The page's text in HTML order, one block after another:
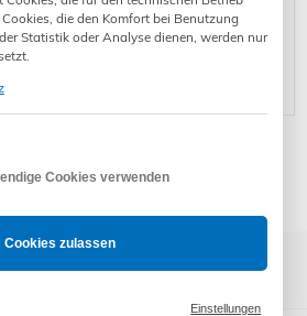
- für
Wellen
Superrollo
zzgl. Versandkosten und ggf.
/-rabatt
die den Komfort bei Benutzung
Statistik oder Analyse dienen, werden nur
Cookies verwenden
Cookies zulassen
Einstellungen